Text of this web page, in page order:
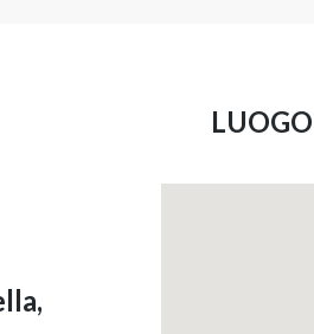
LUOGO